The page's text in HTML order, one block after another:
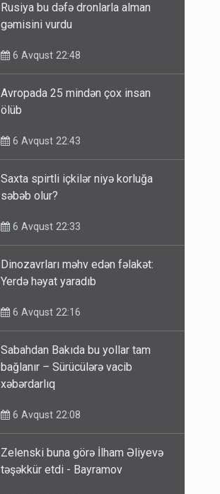
Rusiya bu dəfə dronlarla alman
gəmisini vurdu
6 Avqust 22:48
Avropada 25 mindən çox insan
ölüb
6 Avqust 22:43
Saxta spirtli içkilər niyə korluğa
səbəb olur?
6 Avqust 22:33
Dinozavrları məhv edən fəlakət:
Yerdə həyat yaradıb
6 Avqust 22:16
Sabahdan Bakıda bu yollar tam
bağlanır – Sürücülərə vacib
xəbərdarlıq
6 Avqust 22:08
Zelenski buna görə İlham Əliyevə
təşəkkür etdi - Bayramov